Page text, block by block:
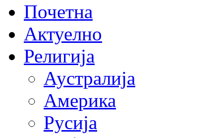
Почетна
Актуелно
Религија
Аустралија
Америка
Русија